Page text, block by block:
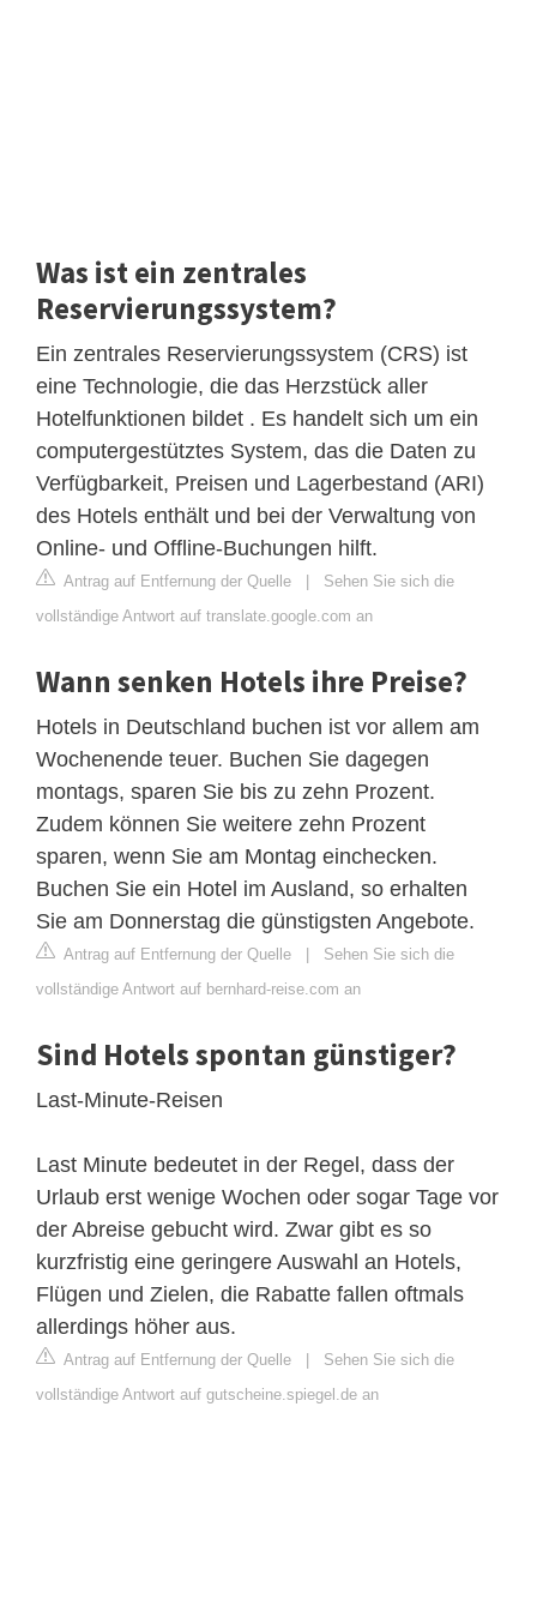
Was ist ein zentrales
Reservierungssystem?
Ein zentrales Reservierungssystem (CRS) ist
eine Technologie, die das Herzstück aller
Hotelfunktionen bildet . Es handelt sich um ein
computergestütztes System, das die Daten zu
Verfügbarkeit, Preisen und Lagerbestand (ARI)
des Hotels enthält und bei der Verwaltung von
Online- und Offline-Buchungen hilft.
Antrag auf Entfernung der Quelle | Sehen Sie sich die
vollständige Antwort auf translate.google.com an
Wann senken Hotels ihre Preise?
Hotels in Deutschland buchen ist vor allem am
Wochenende teuer. Buchen Sie dagegen
montags, sparen Sie bis zu zehn Prozent.
Zudem können Sie weitere zehn Prozent
sparen, wenn Sie am Montag einchecken.
Buchen Sie ein Hotel im Ausland, so erhalten
Sie am Donnerstag die günstigsten Angebote.
Antrag auf Entfernung der Quelle | Sehen Sie sich die
vollständige Antwort auf bernhard-reise.com an
Sind Hotels spontan günstiger?
Last-Minute-Reisen
Last Minute bedeutet in der Regel, dass der
Urlaub erst wenige Wochen oder sogar Tage vor
der Abreise gebucht wird. Zwar gibt es so
kurzfristig eine geringere Auswahl an Hotels,
Flügen und Zielen, die Rabatte fallen oftmals
allerdings höher aus.
Antrag auf Entfernung der Quelle | Sehen Sie sich die
vollständige Antwort auf gutscheine.spiegel.de an